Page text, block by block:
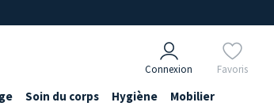
Connexion Favoris
Soin du corps Hygiène Mobilier